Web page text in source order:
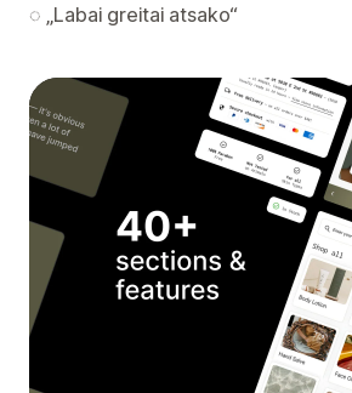
◌ „Labai greitai atsako“